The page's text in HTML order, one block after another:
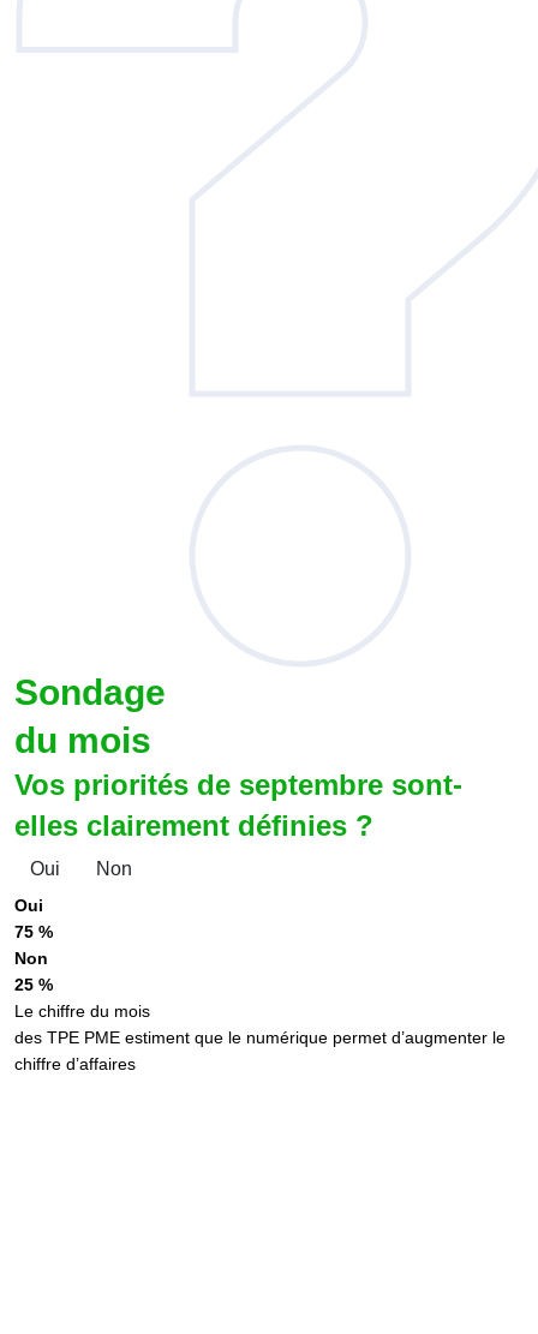
Sondage
du mois
Vos priorités de septembre sont-
elles clairement définies ?
Oui Non
Oui
75 %
Non
25 %
Le chiffre du mois
des TPE PME estiment que le numérique permet d’augmenter le
chiffre d’affaires